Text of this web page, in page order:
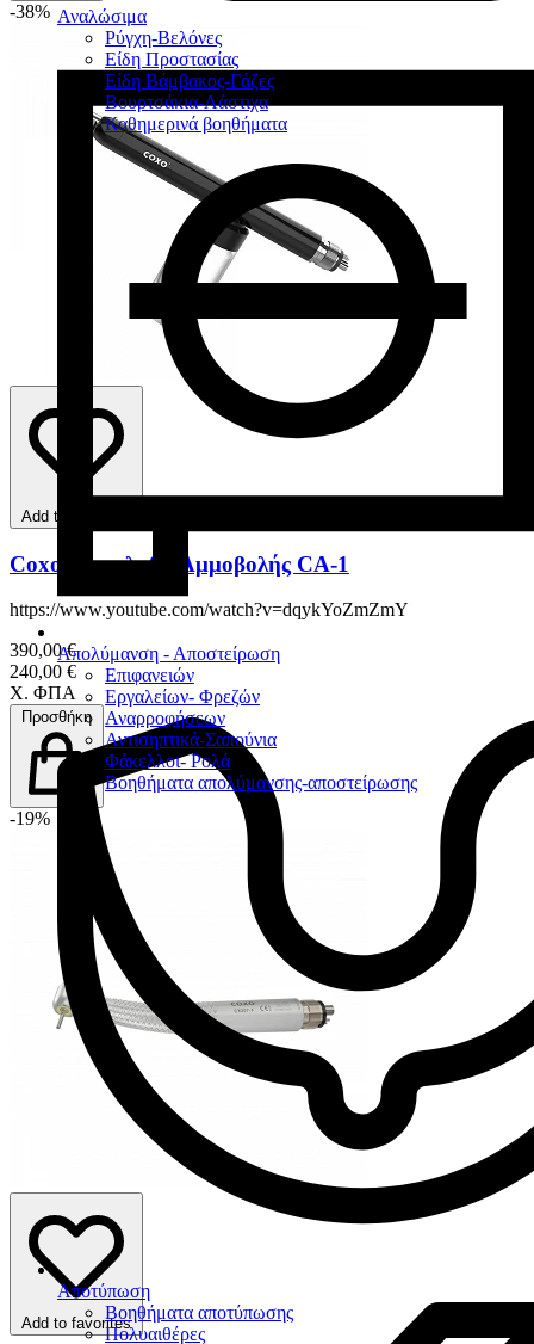
Αναλώσιμα
Ρύγχη-Βελόνες
Είδη Προστασίας
Είδη Βάμβακος-Γάζες
Βουρτσάκια-Λάστιχα
Καθημερινά βοηθήματα
Απολύμανση - Αποστείρωση
Επιφανειών
Εργαλείων- Φρεζών
Αναρροφήσεων
Αντισηπτικά-Σαπούνια
Φάκελλοι- Ρολά
Βοηθήματα απολύμανσης-αποστείρωσης
Αποτύπωση
Βοηθήματα αποτύπωσης
Πολυαιθέρες
-38%
Add to favorites
Coxo Χειρολαβή Αμμοβολής CA-1
https://www.youtube.com/watch?v=dqykYoZmZmY
390,00 €
240,00 €
Χ. ΦΠΑ
Προσθήκη
-19%
Add to favorites